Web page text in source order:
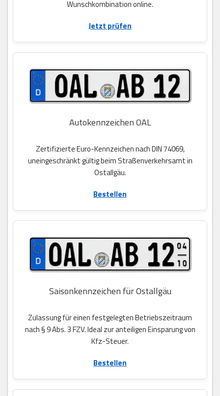
Wunschkombination online.
Jetzt prüfen
Autokennzeichen OAL
Zertifizierte Euro-Kennzeichen nach DIN 74069,
uneingeschränkt gültig beim Straßenverkehrsamt in
Ostallgäu.
Bestellen
Saisonkennzeichen für Ostallgäu
Zulassung für einen festgelegten Betriebszeitraum
nach § 9 Abs. 3 FZV. Ideal zur anteiligen Einsparung von
Kfz-Steuer.
Bestellen